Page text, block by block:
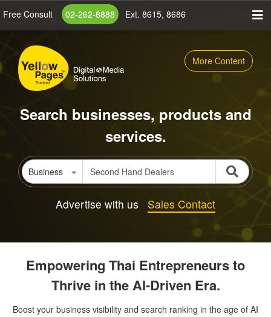
content
Free Consult 02-262-8888 Ext. 8615, 8686
More Content
Search businesses, products and
services.
Business
Advertise with us Sales Contact
Empowering Thai Entrepreneurs to
Thrive in the AI-Driven Era.
Boost your business visibility and search ranking in the age of AI